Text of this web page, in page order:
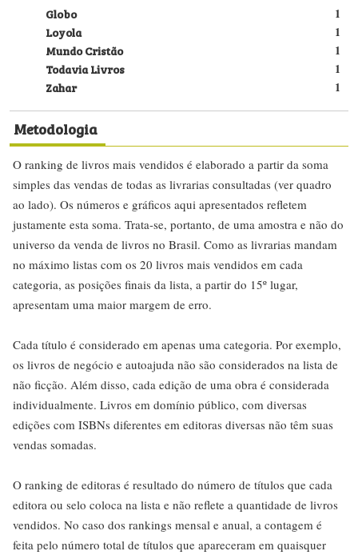
1
Globo
1
Loyola
1
Mundo Cristão
1
Todavia Livros
1
Zahar
Metodologia
O ranking de livros mais vendidos é elaborado a partir da soma
simples das vendas de todas as livrarias consultadas (ver quadro
ao lado). Os números e gráficos aqui apresentados refletem
justamente esta soma. Trata-se, portanto, de uma amostra e não do
universo da venda de livros no Brasil. Como as livrarias mandam
no máximo listas com os 20 livros mais vendidos em cada
categoria, as posições finais da lista, a partir do 15º lugar,
apresentam uma maior margem de erro.
Cada título é considerado em apenas uma categoria. Por exemplo,
os livros de negócio e autoajuda não são considerados na lista de
não ficção. Além disso, cada edição de uma obra é considerada
individualmente. Livros em domínio público, com diversas
edições com ISBNs diferentes em editoras diversas não têm suas
vendas somadas.
O ranking de editoras é resultado do número de títulos que cada
editora ou selo coloca na lista e não reflete a quantidade de livros
vendidos. No caso dos rankings mensal e anual, a contagem é
feita pelo número total de títulos que apareceram em quaisquer